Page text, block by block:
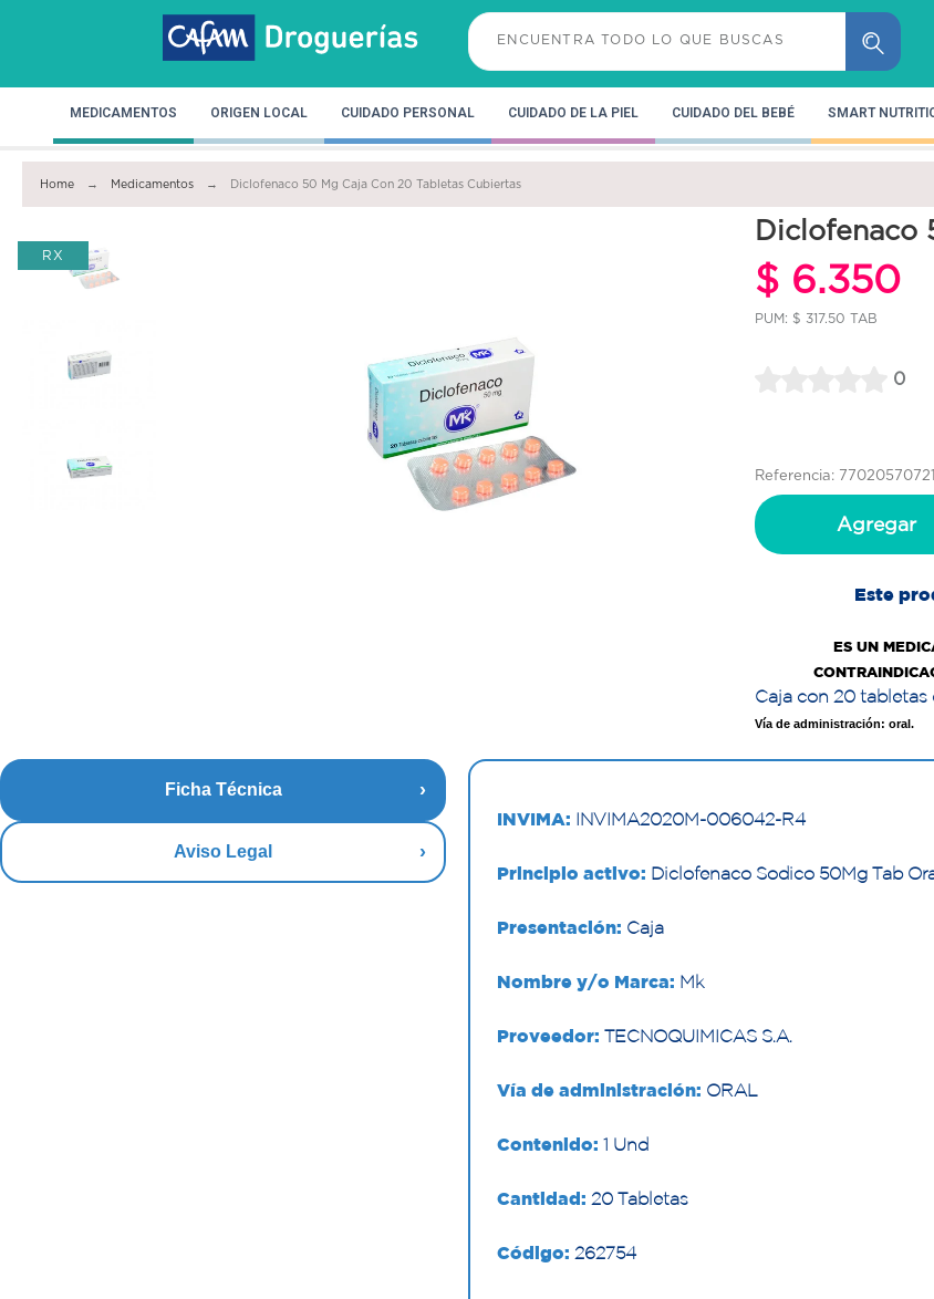
MEDICAMENTOS ORIGEN LOCAL CUIDADO PERSONAL CUIDADO DE LA PIEL CUIDADO DEL BEBÉ SMART
Home Medicamentos Diclofenaco 50 Mg Caja Con 20 Tabletas Cubiertas
RX
Diclofenaco
$ 6.350
PUM: $ 317.50 TAB
0
Referencia:
Agregar
Este
ES UN
Caja con 20 tabletas
Vía de administración: oral.
Ficha Técnica
Aviso Legal
INVIMA: INVIMA2020M-006042-R4
Principio activo: Diclofenaco Sodico 50Mg Tab
Presentación: Caja
Nombre y/o Marca: Mk
Proveedor: TECNOQUIMICAS S.A.
Vía de administración: ORAL
Contenido: 1 Und
Cantidad: 20 Tabletas
Código: 262754